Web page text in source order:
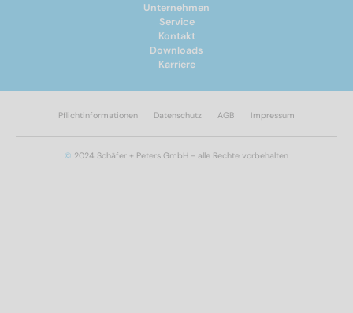
8 (12)
(12)
12 (8)
Unternehmen
Service
Kontakt
Downloads
Karriere
© 2024 Schäfer + Peters GmbH - alle Rechte vorbehalten
Pflichtinformationen Datenschutz AGB Impressum